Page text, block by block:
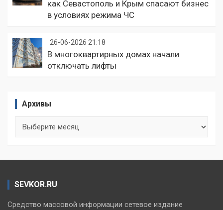
как Севастополь и Крым спасают бизнес
в условиях режима ЧС
26-06-2026 21:18
В многоквартирных домах начали
отключать лифты
Архивы
SEVKOR.RU
Средство массовой информации сетевое издание